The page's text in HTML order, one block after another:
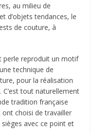
au milieu de
d’objets tendances, le
de couture, à
perle reproduit un motif
technique de
pour la réalisation
tout naturellement
tradition française
ont choisi de travailler
avec ce point et